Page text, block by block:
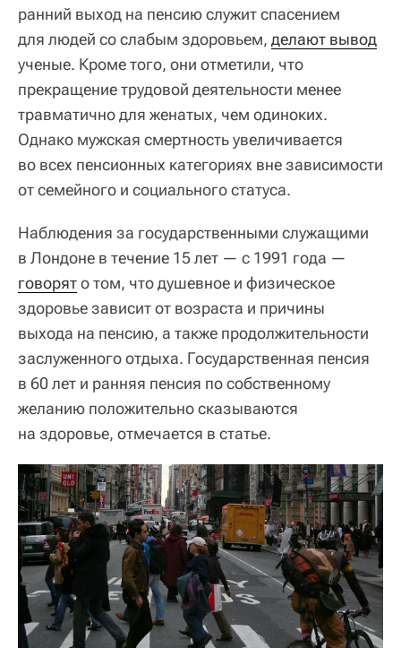
ранний выход на пенсию служит спасением
для людей со слабым здоровьем, делают вывод
ученые. Кроме того, они отметили, что
прекращение трудовой деятельности менее
травматично для женатых, чем одиноких.
Однако мужская смертность увеличивается
во всех пенсионных категориях вне зависимости
от семейного и социального статуса.
Наблюдения за государственными служащими
в Лондоне в течение 15 лет — с 1991 года —
говорято том, что душевное и физическое
здоровье зависит от возраста и причины
выхода на пенсию, а также продолжительности
заслуженного отдыха. Государственная пенсия
в 60 лет и ранняя пенсия по собственному
желанию положительно сказываются
на здоровье, отмечается в статье.